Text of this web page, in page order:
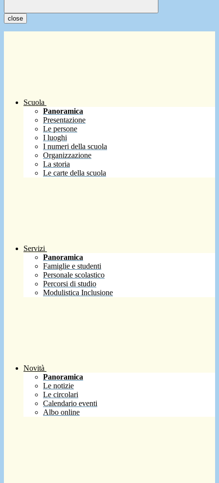
close
Scuola
Panoramica
Presentazione
Le persone
I luoghi
I numeri della scuola
Organizzazione
La storia
Le carte della scuola
Servizi
Panoramica
Famiglie e studenti
Personale scolastico
Percorsi di studio
Modulistica Inclusione
Novità
Panoramica
Le notizie
Le circolari
Calendario eventi
Albo online